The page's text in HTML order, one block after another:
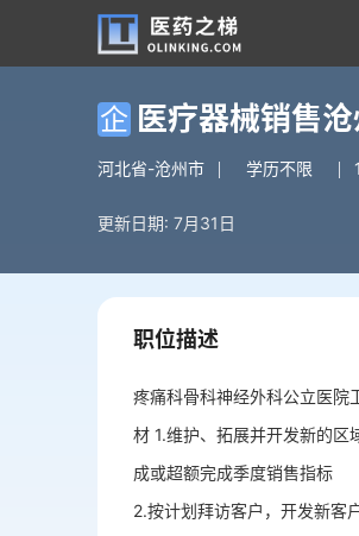
企 医疗器械销售沧
河北省-沧州市 学历不限
更新日期: 7月31日
职位描述
疼痛科骨科神经外科公立医院
材 1.维护、拓展并开发新的区
成或超额完成季度销售指标
2.按计划拜访客户，开发新客